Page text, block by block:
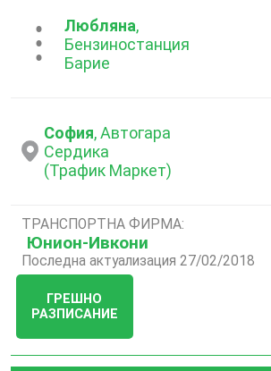
...Любляна,
Бензиностанция
Барие
София, Автогара
Сердика
(Трафик Маркет)
ТРАНСПОРТНА ФИРМА:
Юнион-Ивкони
Последна актуализация 27/02/2018
ГРЕШНО
РАЗПИСАНИЕ